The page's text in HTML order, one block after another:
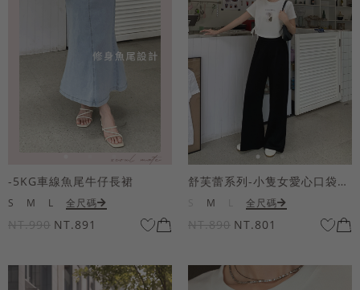
-5KG車線魚尾牛仔長裙
S M L 全尺碼
NT.990 NT.891
舒芙蕾系列-小隻女愛心口袋寬褲
M 全尺碼
NT.890 NT.801